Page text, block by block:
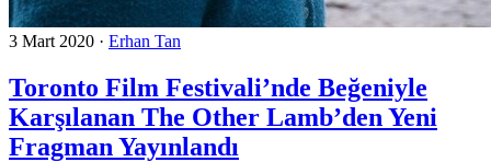
3 Mart 2020 · Erhan Tan
Toronto Film Festivali’nde Beğeniyle
Karşılanan The Other Lamb’den Yeni
Fragman Yayınlandı